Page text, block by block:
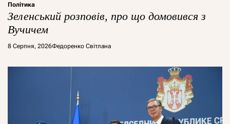
Політика
Зеленський розповів, про що домовився з
Вучичем
8 Серпня, 2026Федоренко Світлана